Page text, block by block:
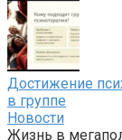
Достижение
в группе
Новости
Жизнь в